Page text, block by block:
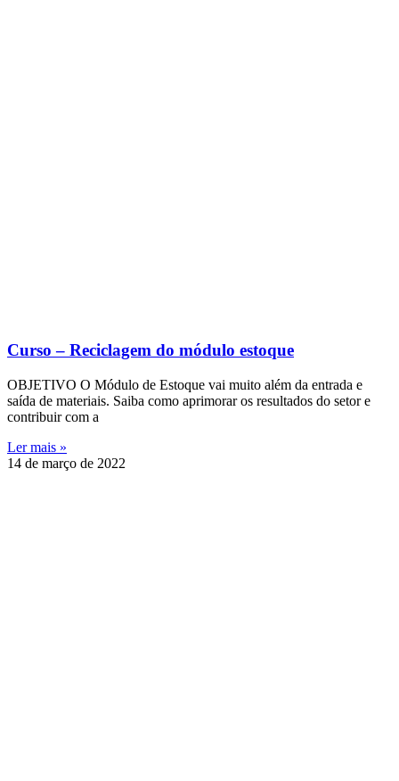
Curso – Reciclagem do módulo estoque
OBJETIVO O Módulo de Estoque vai muito além da entrada e
saída de materiais. Saiba como aprimorar os resultados do setor e
contribuir com a
Ler mais »
14 de março de 2022